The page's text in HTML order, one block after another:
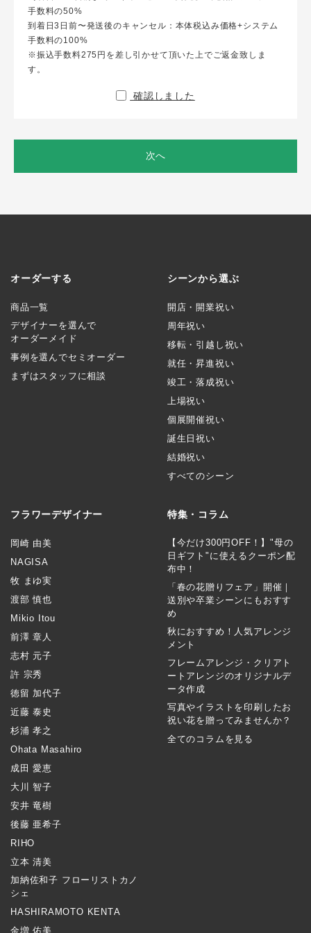
手数料の50%
到着日3日前〜発送後のキャンセル：本体税込み価格+システム
手数料の100%
※振込手数料275円を差し引かせて頂いた上でご返金致しま
す。
確認しました
次へ
オーダーする
商品一覧
デザイナーを選んで
オーダーメイド
事例を選んでセミオーダー
まずはスタッフに相談
シーンから選ぶ
開店・開業祝い
周年祝い
移転・引越し祝い
就任・昇進祝い
竣工・落成祝い
上場祝い
個展開催祝い
誕生日祝い
結婚祝い
すべてのシーン
フラワーデザイナー
岡崎 由美
NAGISA
牧 まゆ実
渡部 慎也
Mikio Itou
前澤 章人
志村 元子
許 宗秀
徳留 加代子
近藤 泰史
杉浦 孝之
Ohata Masahiro
成田 愛恵
大川 智子
安井 竜樹
後藤 亜希子
RIHO
立本 清美
加納佐和子 フローリストカノ
シェ
HASHIRAMOTO KENTA
金増 佑美
特集・コラム
【今だけ300円OFF！】"母の
日ギフト"に使えるクーポン配
布中！
「春の花贈りフェア」開催｜
送別や卒業シーンにもおすす
め
秋におすすめ！人気アレンジ
メント
フレームアレンジ・クリアト
ートアレンジのオリジナルデ
ータ作成
写真やイラストを印刷したお
祝い花を贈ってみませんか？
全てのコラムを見る